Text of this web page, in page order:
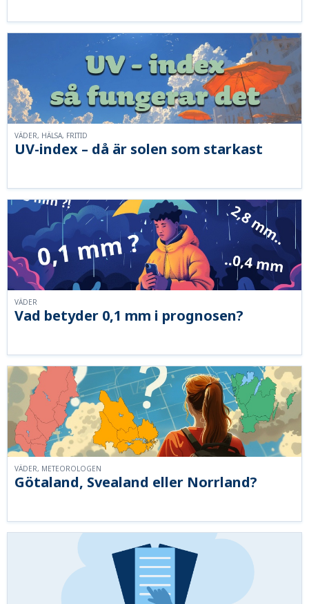
UV-index – då är solen som starkast
VÄDER, HÄLSA, FRITID
Vad betyder 0,1 mm i prognosen?
VÄDER
Götaland, Svealand eller Norrland?
VÄDER, METEOROLOGEN